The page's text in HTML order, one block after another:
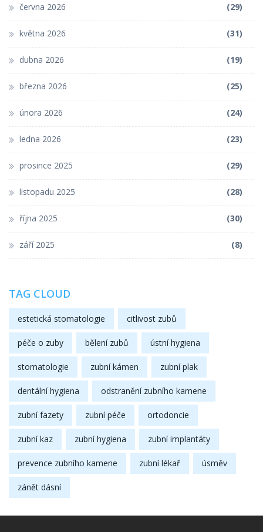
června 2026 (29)
května 2026 (31)
dubna 2026 (19)
března 2026 (25)
února 2026 (24)
ledna 2026 (23)
prosince 2025 (29)
listopadu 2025 (28)
října 2025 (30)
září 2025 (8)
TAG CLOUD
estetická stomatologie citlivost zubů
péče o zuby bělení zubů ústní hygiena
stomatologie zubní kámen zubní plak
dentální hygiena odstranění zubního kamene
zubní fazety zubní péče ortodoncie
zubní kaz zubní hygiena zubní implantáty
prevence zubního kamene zubní lékař úsměv
zánět dásní